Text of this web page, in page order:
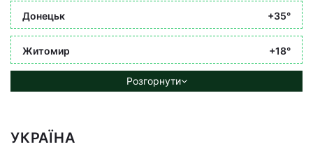
Донецьк +35°
Житомир +18°
Розгорнути
УКРАЇНА